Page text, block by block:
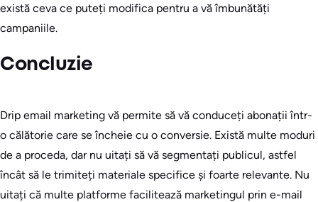
există ceva ce puteți modifica pentru a vă îmbunătăți
campaniile.
Concluzie
Drip email marketing vă permite să vă conduceți abonații într-
o călătorie care se încheie cu o conversie. Există multe moduri
de a proceda, dar nu uitați să vă segmentați publicul, astfel
încât să le trimiteți materiale specifice și foarte relevante. Nu
uitați că multe platforme facilitează marketingul prin e-mail